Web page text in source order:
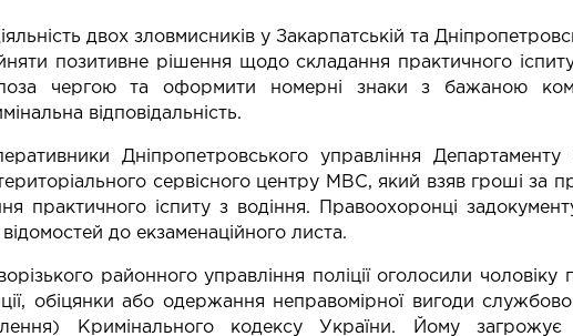
двох зловмисників у Закарпатській та
позитивне рішення щодо складання практичного
поза чергою та оформити номерні знаки з бажаною
відповідальність.
Дніпропетровського управління Департаменту
сервісного центру МВС, який взяв гроші за
практичного іспиту з водіння. Правоохоронці
до екзаменаційного листа.
районного управління поліції оголосили чоловіку
обіцянки або одержання неправомірної вигоди
Кримінального кодексу України. Йому